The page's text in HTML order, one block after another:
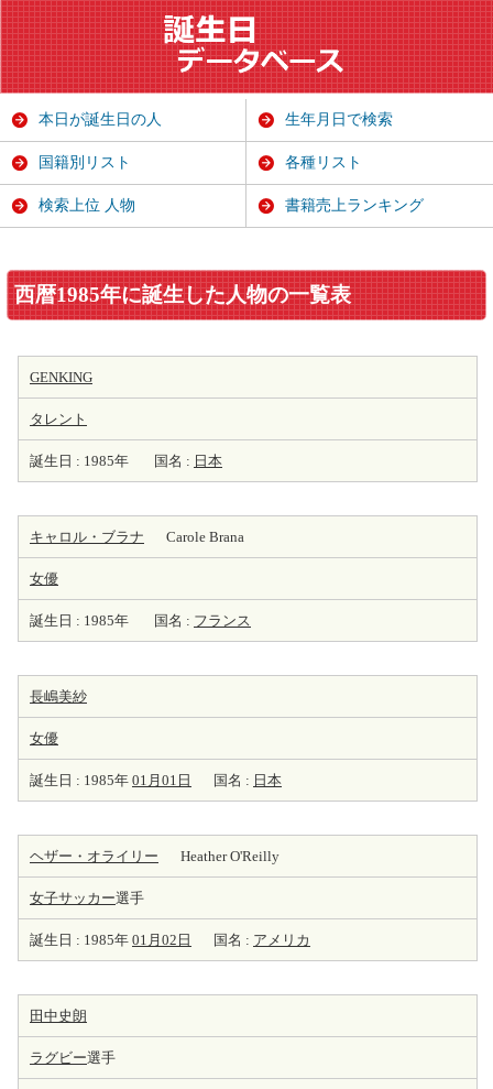
西暦1985年に誕生した人物の一覧表
GENKING
タレント
誕生日 : 1985年 国名 : 日本
キャロル・ブラナ Carole Brana
女優
誕生日 : 1985年 国名 : フランス
長嶋美紗
女優
誕生日 : 1985年 01月01日 国名 : 日本
ヘザー・オライリー Heather O'Reilly
女子サッカー選手
誕生日 : 1985年 01月02日 国名 : アメリカ
田中史朗
ラグビー選手
本日が誕生日の人 生年月日で検索
国籍別リスト 各種リスト
検索上位 人物 書籍売上ランキング